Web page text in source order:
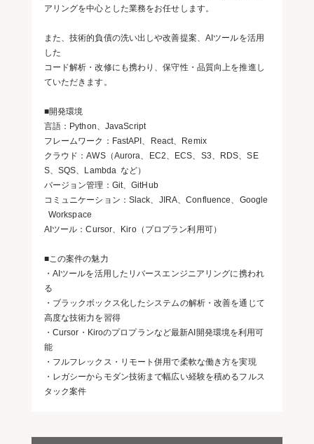
アリングを中心とした業務をお任せします。
また、技術的負債の洗い出しや改善提案、AIツールを活用
した
コード解析・改修にも携わり、保守性・品質向上を推進し
ていただきます。
■開発環境
言語：Python、JavaScript
フレームワーク：FastAPI、React、Remix
クラウド：AWS（Aurora、EC2、ECS、S3、RDS、SE
S、SQS、Lambda など）
バージョン管理：Git、GitHub
コミュニケーション：Slack、JIRA、Confluence、Google
Workspace
AIツール：Cursor、Kiro（プロプラン利用可）
■この案件の魅力
・AIツールを活用したリバースエンジニアリングに携われ
る
・ブラックボックス化したシステムの解析・改善を通じて
高度な技術力を習得
・Cursor・Kiroのプロプランなど最新AI開発環境を利用可
能
・フルフレックス・リモート併用で柔軟な働き方を実現
・レガシーからモダン技術まで幅広い経験を積めるフルス
タック案件